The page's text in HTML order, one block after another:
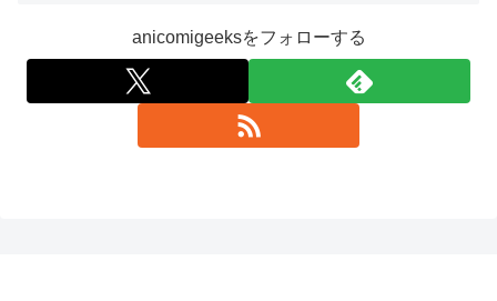
anicomigeeksをフォローする